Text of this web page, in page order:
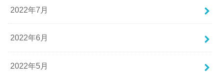
2022年7月
2022年6月
2022年5月